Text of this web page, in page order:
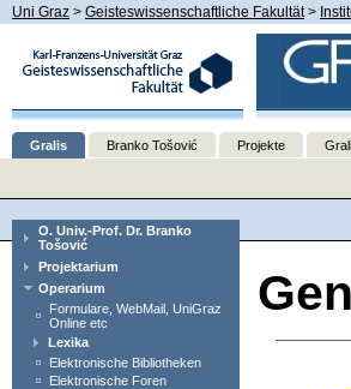
Uni Graz > Geisteswissenschaftliche Fakultät>
Gralis Branko Tošović Projekte
O. Univ.-Prof. Dr. Branko
Tošović
Projektarium
Operarium
Formulare, WebMail, UniGraz
Online etc
Lexika
Elektronische Bibliotheken
Elektronische Foren